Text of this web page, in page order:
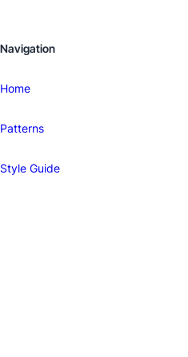
Navigation
Home
Patterns
Style Guide